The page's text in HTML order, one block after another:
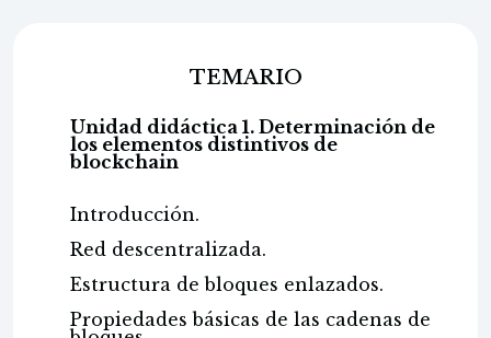
TEMARIO
Unidad didáctica 1. Determinación de
los elementos distintivos de
blockchain
Introducción.
Red descentralizada.
Estructura de bloques enlazados.
Propiedades básicas de las cadenas de